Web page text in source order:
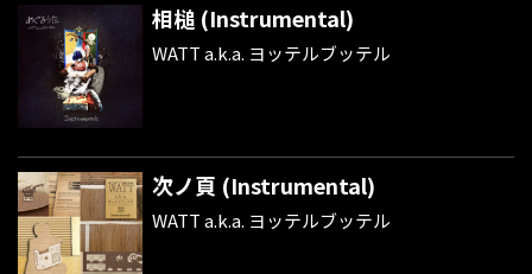
相槌 (Instrumental)
WATT a.k.a. ヨッテルブッテル
次ノ頁 (Instrumental)
WATT a.k.a. ヨッテルブッテル